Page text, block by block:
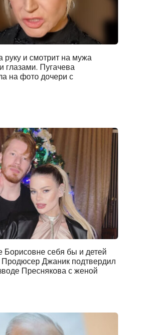
руку и смотрит на мужа
глазами. Пугачева
на фото дочери с
Борисовне себя бы и детей
Продюсер Джаник подтвердил
Преснякова с женой